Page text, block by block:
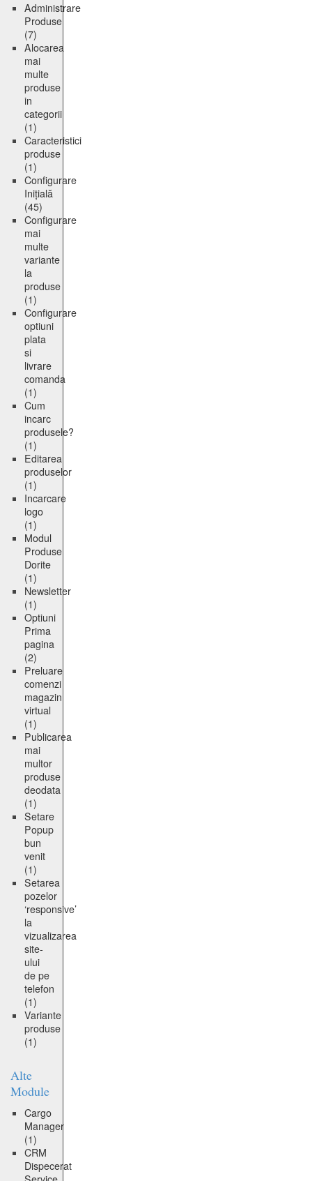
Administrare
Produse
(7)
Alocarea
mai
multe
produse
in
categorii
(1)
Caracteristici
produse
(1)
Configurare
Inițială
(45)
Configurare
mai
multe
variante
la
produse
(1)
Configurare
optiuni
plata
si
livrare
comanda
(1)
Cum
incarc
produsele?
(1)
Editarea
produselor
(1)
Incarcare
logo
(1)
Modul
Produse
Dorite
(1)
Newsletter
(1)
Optiuni
Prima
pagina
(2)
Preluare
comenzi
magazin
virtual
(1)
Publicarea
mai
multor
produse
deodata
(1)
Setare
Popup
bun
venit
(1)
Setarea
pozelor
‘responsive’
la
vizualizarea
site-
ului
de pe
telefon
(1)
Variante
produse
(1)
Alte
Module
Cargo
Manager
(1)
CRM
Dispecerat